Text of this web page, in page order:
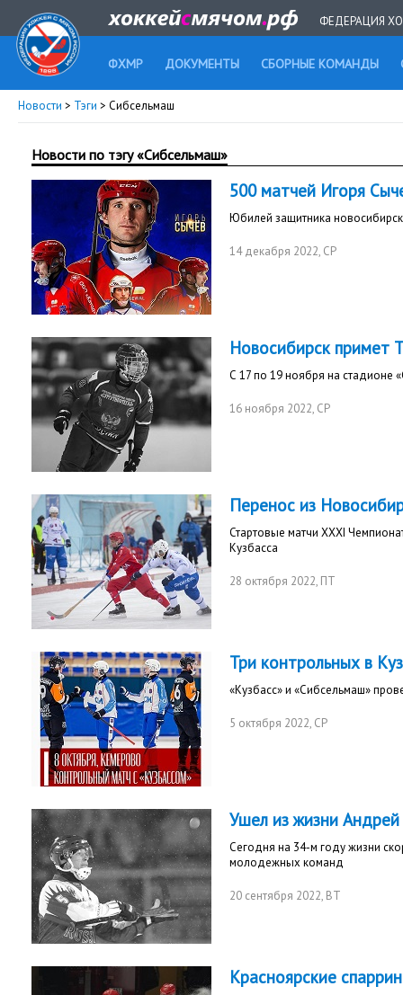
ФЕДЕРАЦИЯ
ФХМР ДОКУМЕНТЫ СБОРНЫЕ КОМАНДЫ
Новости > Тэги > Сибсельмаш
Новости по тэгу «Сибсельмаш»
500 матчей Игоря
Юбилей защитника
14 декабря 2022, СР
Новосибирск примет
С 17 по 19 ноября на стадионе
16 ноября 2022, СР
Перенос из
Стартовые матчи XXXI
Кузбасса
28 октября 2022, ПТ
Три контрольных в
«Кузбасс» и «Сибсельмаш»
5 октября 2022, СР
Ушел из жизни
Сегодня на 34-м году жизни
молодежных команд
20 сентября 2022, ВТ
Красноярские